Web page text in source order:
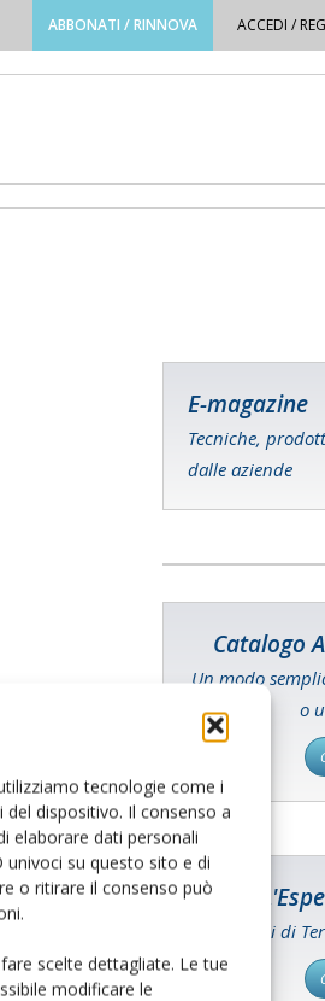
tecnologie come i
dispositivo. Il consenso a
elaborare dati personali
su questo sito e di
o ritirare il consenso può
scelte dettagliate. Le tue
modificare le
ABBONATI / RINNOVA ACCEDI /
E-magazine
Tecniche,
dalle aziende
Catalogo
Un modo
o
I consigli di